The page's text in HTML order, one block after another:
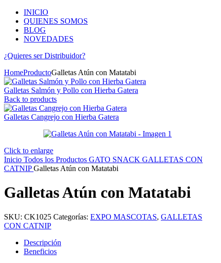
INICIO
QUIENES SOMOS
BLOG
NOVEDADES
¿Quieres ser Distribuidor?
HomeProductoGalletas Atún con Matatabi
Galletas Salmón y Pollo con Hierba Gatera
Back to products
Galletas Cangrejo con Hierba Gatera
Click to enlarge
Inicio Todos los Productos GATO SNACK GALLETAS CON
CATNIPGalletas Atún con Matatabi
Galletas Atún con Matatabi
SKU: CK1025 Categorías: EXPO MASCOTAS, GALLETAS
CON CATNIP
Descripción
Beneficios